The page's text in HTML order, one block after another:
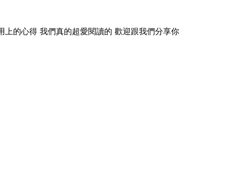
的心得 我們真的超愛閱讀的 歡迎跟我們分享你